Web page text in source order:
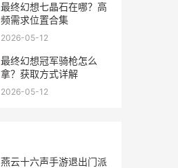
最终幻想七晶石在哪？高
频需求位置合集
2026-05-12
最终幻想冠军骑枪怎么
拿？获取方式详解
2026-05-12
燕云十六声手游退出门派